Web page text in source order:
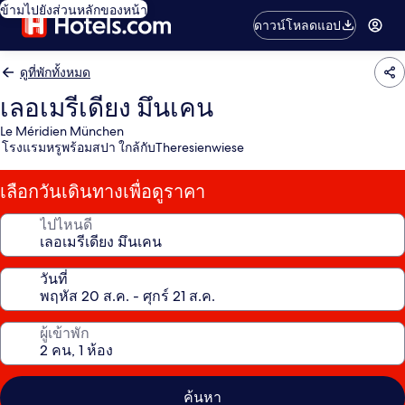
ข้ามไปยังส่วนหลักของหน้า
ดาวน์โหลดแอป
ดูที่พักทั้งหมด
เลอเมรีเดียง มึนเคน
Le Méridien München
โรงแรมหรูพร้อมสปา ใกล้กับTheresienwiese
เลือกวันเดินทางเพื่อดูราคา
ไปไหนดี
วันที่
ผู้เข้าพัก
ค้นหา